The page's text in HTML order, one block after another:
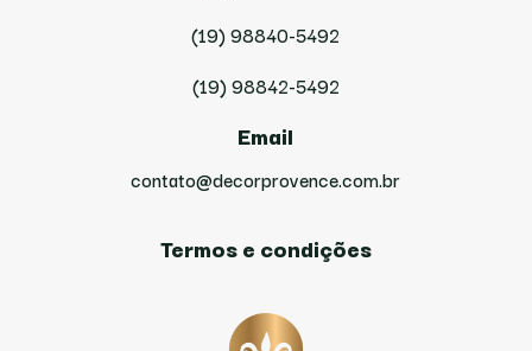
(19) 98840-5492
(19) 98842-5492
Email
contato@decorprovence.com.br
Termos e condições